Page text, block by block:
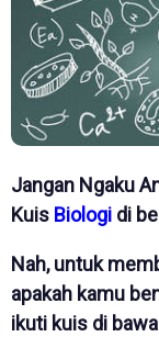
Jangan Ngaku
Kuis Biologi di
Nah, untuk
apakah kamu
ikuti kuis di